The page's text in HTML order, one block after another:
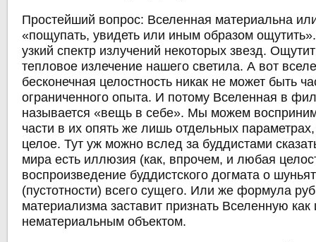
Простейший вопрос: Вселенная материальна
«пощупать, увидеть или иным образом
узкий спектр излучений некоторых звезд.
тепловое излечение нашего светила. А вот
бесконечная целостность никак не может быть
ограниченного опыта. И потому Вселенная в
называется «вещь в себе». Мы можем
части в их опять же лишь отдельных
целое. Тут уж можно вслед за буддистами
мира есть иллюзия (как, впрочем, и любая
воспроизведение буддистского догмата о
(пустотности) всего сущего. Или же формула
материализма заставит признать Вселенную как
нематериальным объектом.